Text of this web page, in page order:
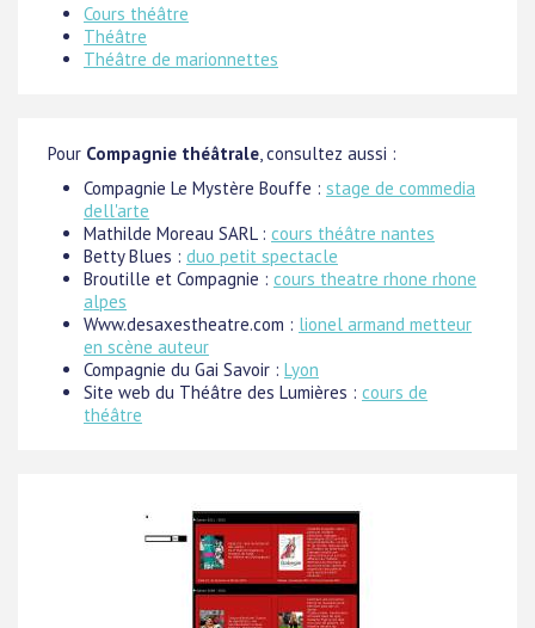
Cours théâtre
Théâtre
Théâtre de marionnettes
Pour Compagnie théâtrale, consultez aussi :
Compagnie Le Mystère Bouffe : stage de commedia
dell'arte
Mathilde Moreau SARL : cours théâtre nantes
Betty Blues : duo petit spectacle
Broutille et Compagnie : cours theatre rhone rhone
alpes
Www.desaxestheatre.com : lionel armand metteur
en scène auteur
Compagnie du Gai Savoir : Lyon
Site web du Théâtre des Lumières : cours de
théâtre